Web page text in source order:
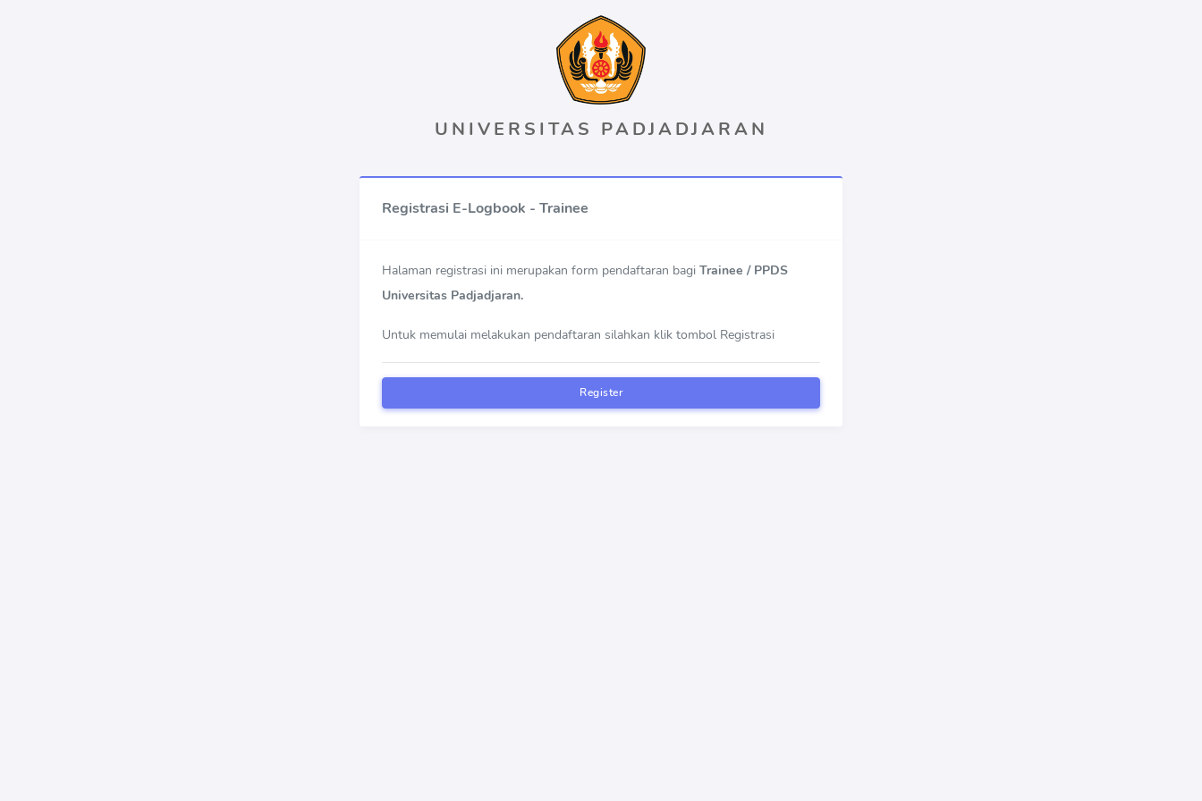
UNIVERSITAS PADJADJARAN
Registrasi E-Logbook - Trainee
Halaman registrasi ini merupakan form pendaftaran bagi Trainee / PPDS
Universitas Padjadjaran.
Untuk memulai melakukan pendaftaran silahkan klik tombol Registrasi
Register